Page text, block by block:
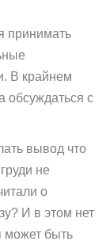
принимать
В крайнем
обсуждаться с
вывод что
не
о
И в этом нет
может быть